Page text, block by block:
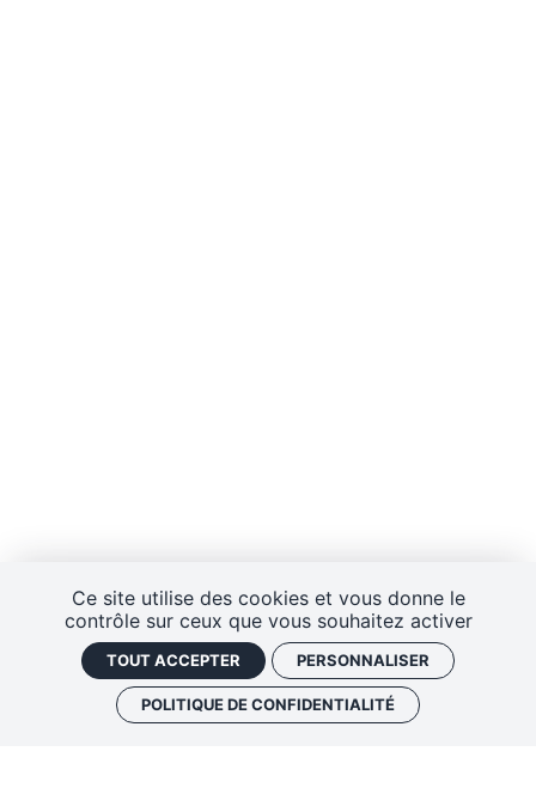
Ce site utilise des cookies et vous donne le
contrôle sur ceux que vous souhaitez activer
TOUT ACCEPTER PERSONNALISER
POLITIQUE DE CONFIDENTIALITÉ